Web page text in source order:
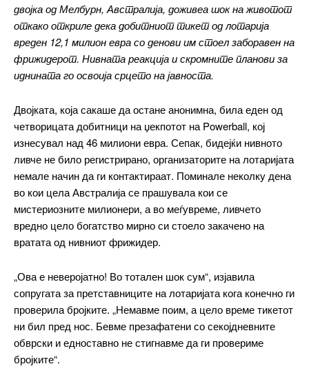
двојка од Мелбурн, Австралија, доживеа шок на животот
откако откриле дека добитниот тикет од лотарија
вреден 12,1 милион евра со денови им стоел заборавен на
фрижидерот. Нивната реакција и скромните планови за
иднината го освоија срцето на јавноста.
Двојката, која сакаше да остане анонимна, била еден од
четворицата добитници на џекпотот на Powerball, кој
изнесувал над 46 милиони евра. Сепак, бидејќи нивното
ливче не било регистрирано, организаторите на лотаријата
немале начин да ги контактираат. Поминале неколку дена
во кои цела Австралија се прашувала кои се
мистериозните милионери, а во меѓувреме, ливчето
вредно цело богатство мирно си стоело закачено на
вратата од нивниот фрижидер.
„Ова е неверојатно! Во тотален шок сум“, изјавила
сопругата за претставниците на лотаријата кога конечно ги
проверила бројките. „Немавме поим, а цело време тикетот
ни бил пред нос. Бевме презафатени со секојдневните
обврски и едноставно не стигнавме да ги провериме
бројките“.